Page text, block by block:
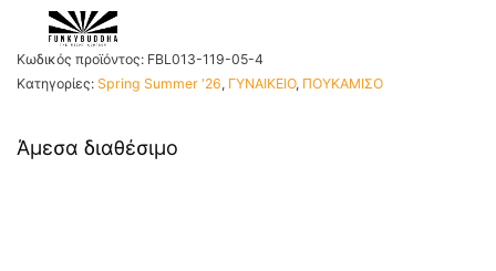
Κωδικός προϊόντος: FBL013-119-05-4
Κατηγορίες: Spring Summer '26, ΓΥΝΑΙΚΕΙΟ, ΠΟΥΚΑΜΙΣΟ
Άμεσα διαθέσιμο